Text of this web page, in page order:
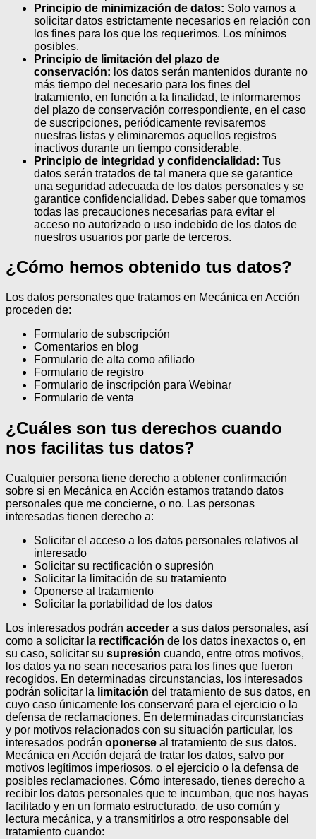
Principio de minimización de datos: Solo vamos a
solicitar datos estrictamente necesarios en relación con
los fines para los que los requerimos. Los mínimos
posibles.
Principio de limitación del plazo de
conservación: los datos serán mantenidos durante no
más tiempo del necesario para los fines del
tratamiento, en función a la finalidad, te informaremos
del plazo de conservación correspondiente, en el caso
de suscripciones, periódicamente revisaremos
nuestras listas y eliminaremos aquellos registros
inactivos durante un tiempo considerable.
Principio de integridad y confidencialidad: Tus
datos serán tratados de tal manera que se garantice
una seguridad adecuada de los datos personales y se
garantice confidencialidad. Debes saber que tomamos
todas las precauciones necesarias para evitar el
acceso no autorizado o uso indebido de los datos de
nuestros usuarios por parte de terceros.
¿Cómo hemos obtenido tus datos?
Los datos personales que tratamos en Mecánica en Acción
proceden de:
Formulario de subscripción
Comentarios en blog
Formulario de alta como afiliado
Formulario de registro
Formulario de inscripción para Webinar
Formulario de venta
¿Cuáles son tus derechos cuando
nos facilitas tus datos?
Cualquier persona tiene derecho a obtener confirmación
sobre si en Mecánica en Acción estamos tratando datos
personales que me concierne, o no. Las personas
interesadas tienen derecho a:
Solicitar el acceso a los datos personales relativos al
interesado
Solicitar su rectificación o supresión
Solicitar la limitación de su tratamiento
Oponerse al tratamiento
Solicitar la portabilidad de los datos
Los interesados podrán acceder a sus datos personales, así
como a solicitar la rectificación de los datos inexactos o, en
su caso, solicitar su supresión cuando, entre otros motivos,
los datos ya no sean necesarios para los fines que fueron
recogidos. En determinadas circunstancias, los interesados
podrán solicitar la limitación del tratamiento de sus datos, en
cuyo caso únicamente los conservaré para el ejercicio o la
defensa de reclamaciones. En determinadas circunstancias
y por motivos relacionados con su situación particular, los
interesados podrán oponerse al tratamiento de sus datos.
Mecánica en Acción dejará de tratar los datos, salvo por
motivos legítimos imperiosos, o el ejercicio o la defensa de
posibles reclamaciones. Cómo interesado, tienes derecho a
recibir los datos personales que te incumban, que nos hayas
facilitado y en un formato estructurado, de uso común y
lectura mecánica, y a transmitirlos a otro responsable del
tratamiento cuando: